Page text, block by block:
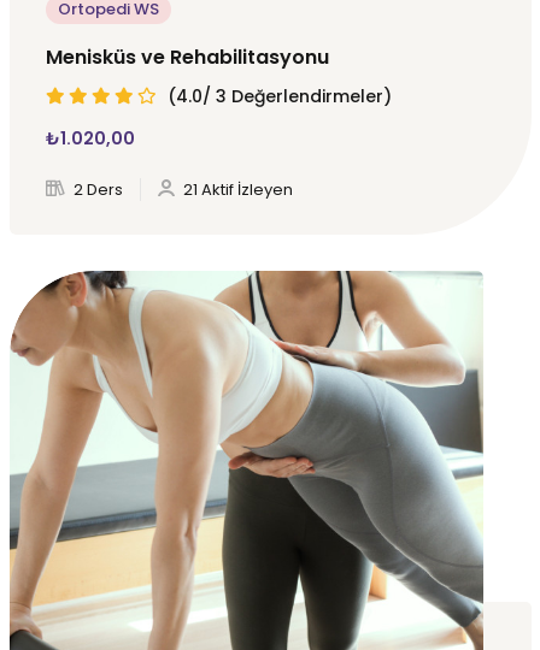
Ortopedi WS
Menisküs ve Rehabilitasyonu
(4.0/ 3 Değerlendirmeler)
₺1.020,00
2 Ders 21 Aktif İzleyen